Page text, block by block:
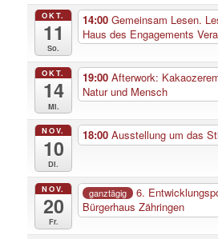
OKT.
11
So.
14:00Gemeinsam Lesen.
Haus des Engagements
OKT.
14
Mi.
19:00Afterwork:
Natur und Mensch
NOV.
10
Di.
18:00Ausstellung um das
NOV.
20
Fr.
ganztägig 6.
Bürgerhaus Zähringen